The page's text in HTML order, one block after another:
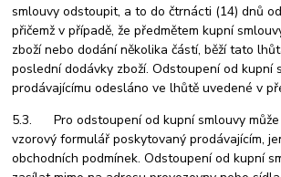
smlouvy odstoupit, a to do čtrnácti (14) dnů
přičemž v případě, že předmětem kupní
zboží nebo dodání několika částí, běží tato
poslední dodávky zboží. Odstoupení od kupní
prodávajícímu odesláno ve lhůtě uvedené v
5.3. Pro odstoupení od kupní smlouvy může
vzorový formulář poskytovaný prodávajícím,
obchodních podmínek. Odstoupení od kupní